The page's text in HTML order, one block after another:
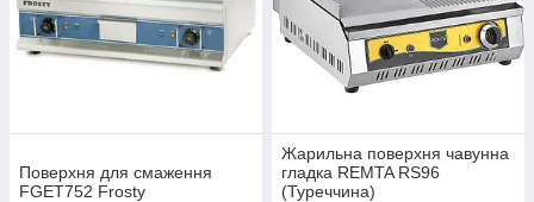
Поверхня для смаження
FGET752 Frosty
Жарильна поверхня чавунна
гладка REMTA RS96
(Туреччина)